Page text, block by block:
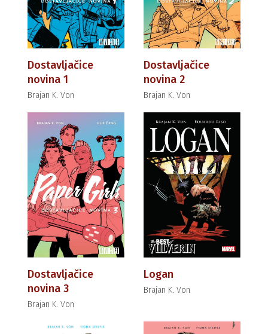
Dostavljačice
novina 1
Brajan K. Von
Dostavljačice
novina 2
Brajan K. Von
Dostavljačice
novina 3
Brajan K. Von
Logan
Brajan K. Von